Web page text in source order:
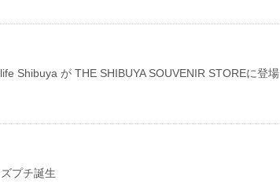
Shibuya が THE SHIBUYA SOUVENIR STOREに登場
プチ誕生